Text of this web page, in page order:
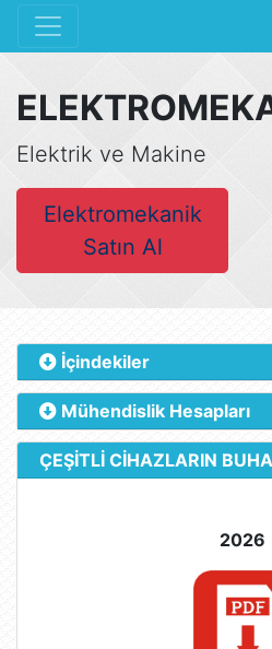
Elektrik ve Makine
Elektromekanik
Satın Al
İçindekiler
Mühendislik Hesapları
ÇEŞİTLİ CİHAZLARIN
2026